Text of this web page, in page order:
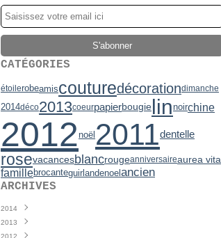
CATÉGORIES
étoilerobeamiscouturedécorationdimanche
2014déco2013coeurpapierbougielinnoirchine
2012noël 2011dentelle
rosevacancesblancrougeanniversaireaurea vita
famillebrocanteguirlandenoelancien
ARCHIVES
2014
Juin
Mai(7)
2013
Décembre
2012